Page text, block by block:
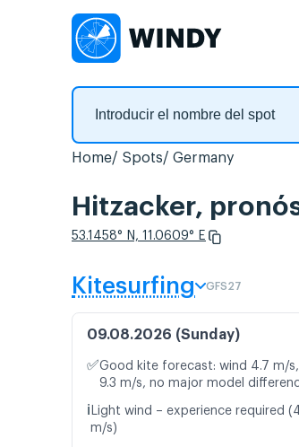
Home Spots Germany
Hitzacker,
53.1458° N, 11.0609° E
Kitesurfing GFS27
09.08.2026 (Sunday)
✅Good kite forecast: wind 4.7 m/
9.3 m/s, no major model
ℹ️ Light wind – experience required
m/s)